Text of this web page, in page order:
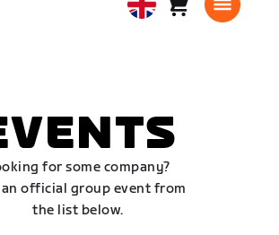
United Cart0
for some company?
official group event from
the list below.